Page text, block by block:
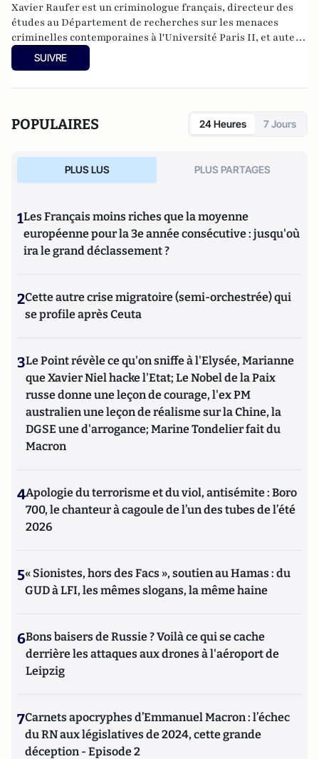
Xavier Raufer est un criminologue français, directeur des
études au Département de recherches sur les menaces
criminelles contemporaines à l'Université Paris II, et auteur
de nombreux ouvrages sur le sujet. Dernier en date:
criminalité organisée dans le chaos mondial : mafias,
SUIVRE
POPULAIRES 24 Heures 7 Jours
PLUS LUS PLUS PARTAGES
1Les Français moins riches que la moyenne
européenne pour la 3e année consécutive : jusqu'où
ira le grand déclassement ?
2Cette autre crise migratoire (semi-orchestrée) qui
se profile après Ceuta
3Le Point révèle ce qu'on sniffe à l'Elysée, Marianne
que Xavier Niel hacke l'Etat; Le Nobel de la Paix
russe donne une leçon de courage, l'ex PM
australien une leçon de réalisme sur la Chine, la
DGSE une d'arrogance; Marine Tondelier fait du
Macron
4Apologie du terrorisme et du viol, antisémite : Boro
700, le chanteur à cagoule de l’un des tubes de l’été
2026
5« Sionistes, hors des Facs », soutien au Hamas : du
GUD à LFI, les mêmes slogans, la même haine
6Bons baisers de Russie ? Voilà ce qui se cache
derrière les attaques aux drones à l'aéroport de
Leipzig
7Carnets apocryphes d’Emmanuel Macron : l’échec
du RN aux législatives de 2024, cette grande
déception - Episode 2